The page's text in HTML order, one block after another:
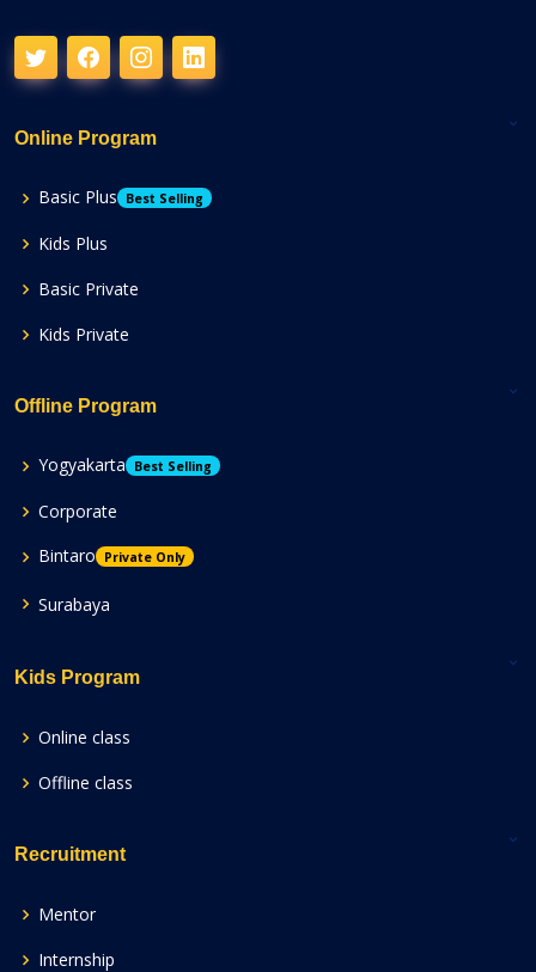
Online Program
Basic Plus Best Selling
Kids Plus
Basic Private
Kids Private
Offline Program
Yogyakarta Best Selling
Corporate
Bintaro
Private Only
Surabaya
Kids Program
Online class
Offline class
Recruitment
Mentor
Internship